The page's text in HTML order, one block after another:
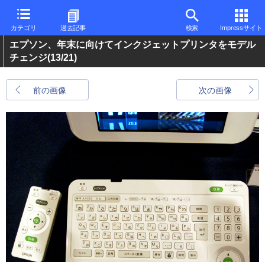
カテゴリ 過去記事 検索 Impressサイト
エプソン、年末に向けてインクジェットプリンタをモデル
チェンジ(13/21)
前の画像 次の画像